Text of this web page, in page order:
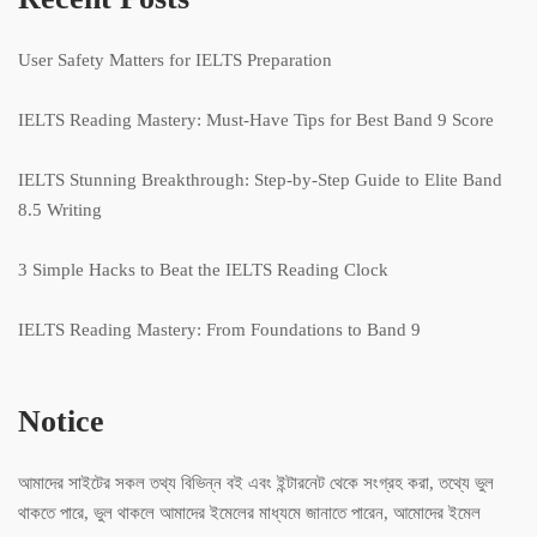
User Safety Matters for IELTS Preparation
IELTS Reading Mastery: Must-Have Tips for Best Band 9 Score
IELTS Stunning Breakthrough: Step-by-Step Guide to Elite Band
8.5 Writing
3 Simple Hacks to Beat the IELTS Reading Clock
IELTS Reading Mastery: From Foundations to Band 9
Notice
আমাদের সাইটের সকল তথ্য বিভিন্ন বই এবং ইন্টারনেট থেকে সংগ্রহ করা, তথ্যে ভুল
থাকতে পারে, ভুল থাকলে আমাদের ইমেলের মাধ্যমে জানাতে পারেন, আমোদের ইমেল